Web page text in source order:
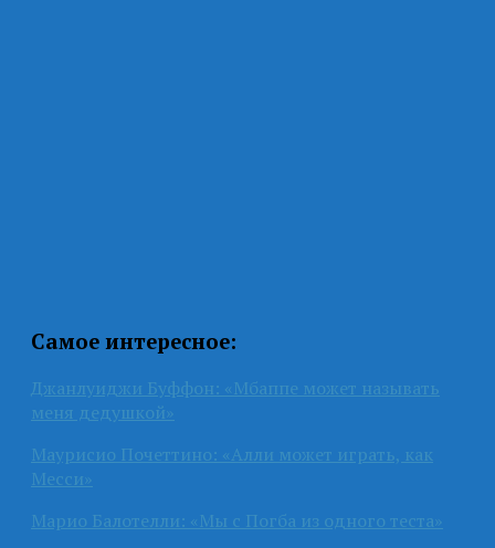
Самое интересное:
Джанлуиджи Буффон: «Мбаппе может называть
меня дедушкой»
Маурисио Почеттино: «Алли может играть, как
Месси»
Марио Балотелли: «Мы с Погба из одного теста»